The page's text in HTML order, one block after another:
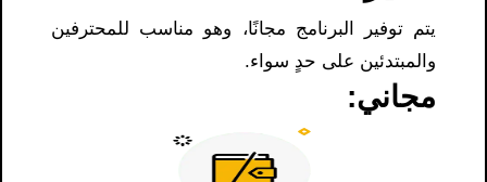
يتم توفير البرنامج مجانًا، وهو مناسب للمحترفين
والمبتدئين على حدٍ سواء.
مجاني: